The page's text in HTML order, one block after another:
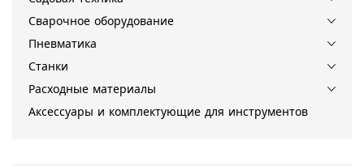
Сварочное оборудование
Пневматика
Станки
Расходные материалы
Аксессуары и комплектующие для инструментов